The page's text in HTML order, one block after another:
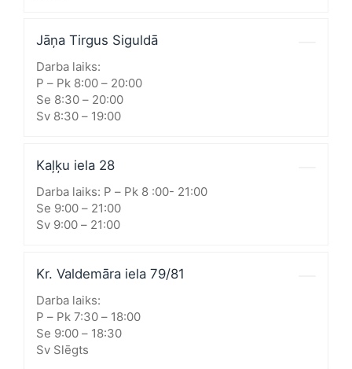
Jāņa Tirgus Siguldā
Darba laiks:
P – Pk 8:00 – 20:00
Se 8:30 – 20:00
Sv 8:30 – 19:00
Kaļķu iela 28
Darba laiks: P – Pk 8 :00- 21:00
Se 9:00 – 21:00
Sv 9:00 – 21:00
Kr. Valdemāra iela 79/81
Darba laiks:
P – Pk 7:30 – 18:00
Se 9:00 – 18:30
Sv Slēgts